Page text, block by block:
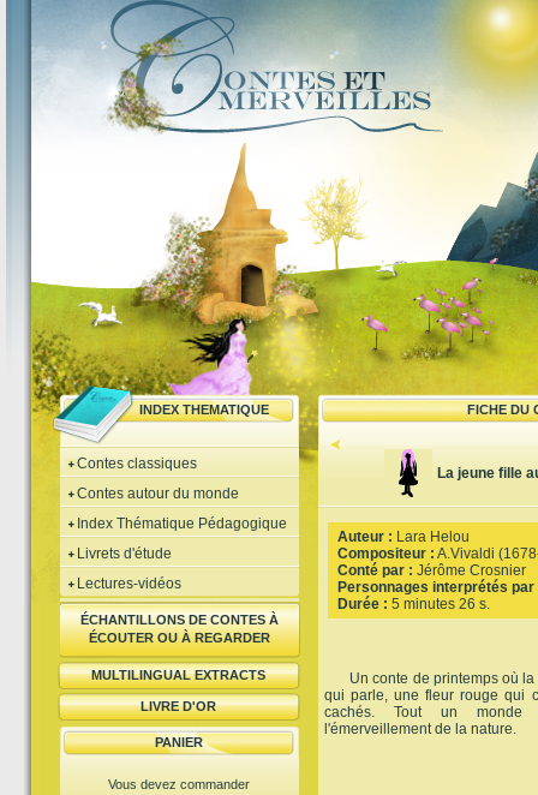
INDEX THEMATIQUE FICHE DU
Contes classiques
Contes autour du monde
Index Thématique Pédagogique
Livrets d'étude
Lectures-vidéos
ÉCHANTILLONS DE CONTES À
ÉCOUTER OU À REGARDER
MULTILINGUAL EXTRACTS
LIVRE D'OR
PANIER
Vous devez commander
La jeune fille
Auteur : Lara Helou
Compositeur : A.Vivaldi
Conté par : Jérôme Crosnier
Personnages interprétés par
Durée : 5 minutes 26 s.
Un conte de printemps où la
qui parle, une fleur rouge qui
cachés. Tout un monde
l'émerveillement de la nature.